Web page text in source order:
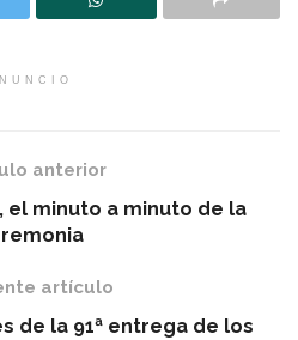
anterior
el minuto a minuto de la
artículo
de la 91ª entrega de los